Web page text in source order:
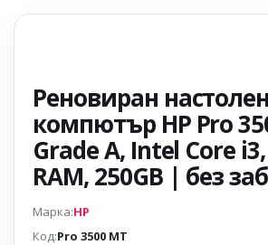
Реновиран настолен
компютър HP Pro
Grade A, Intel Core
RAM, 250GB | без
Марка:HP
Код:Pro 3500 MT